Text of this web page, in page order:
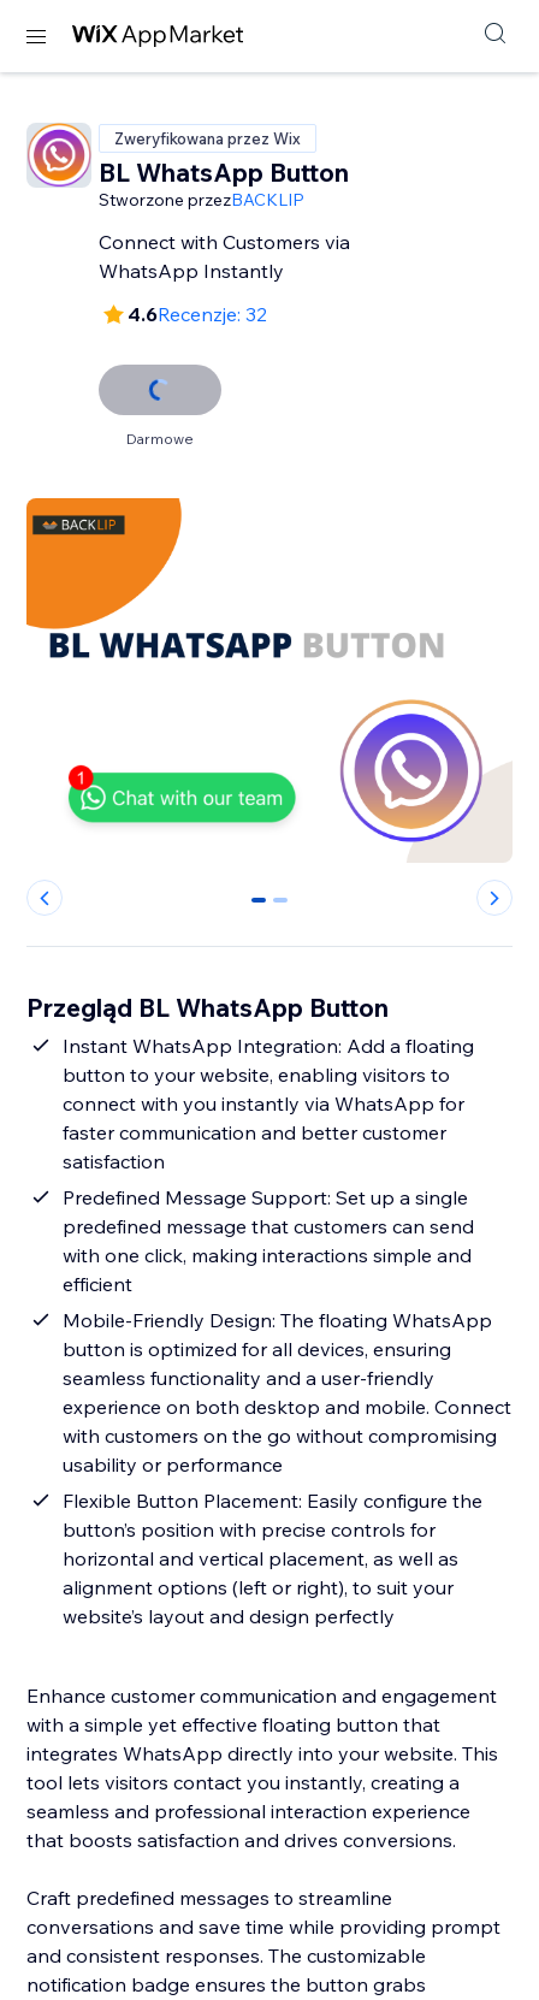
Zweryfikowana przez Wix
BL WhatsApp Button
Stworzone przezBACKLIP
Connect with Customers via
WhatsApp Instantly
4.6Recenzje: 32
Darmowe
0 1
Przegląd BL WhatsApp Button
Instant WhatsApp Integration: Add a floating
button to your website, enabling visitors to
connect with you instantly via WhatsApp for
faster communication and better customer
satisfaction
Predefined Message Support: Set up a single
predefined message that customers can send
with one click, making interactions simple and
efficient
Mobile-Friendly Design: The floating WhatsApp
button is optimized for all devices, ensuring
seamless functionality and a user-friendly
experience on both desktop and mobile. Connect
with customers on the go without compromising
usability or performance
Flexible Button Placement: Easily configure the
button’s position with precise controls for
horizontal and vertical placement, as well as
alignment options (left or right), to suit your
website’s layout and design perfectly
Enhance customer communication and engagement
with a simple yet effective floating button that
integrates WhatsApp directly into your website. This
tool lets visitors contact you instantly, creating a
seamless and professional interaction experience
that boosts satisfaction and drives conversions.
Craft predefined messages to streamline
conversations and save time while providing prompt
and consistent responses. The customizable
notification badge ensures the button grabs